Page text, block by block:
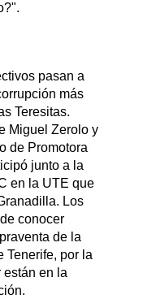
pasan a
más
Teresitas.
Miguel Zerolo y
de Promotora
junto a la
en la UTE que
Los
conocer
de la
Tenerife, por la
en la